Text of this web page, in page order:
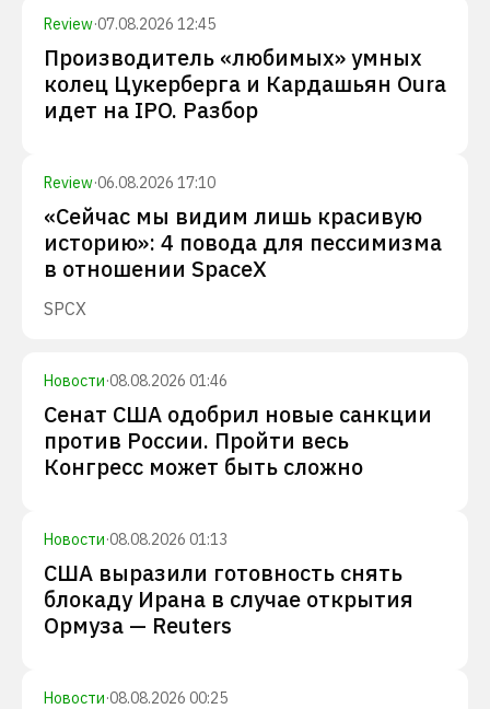
Review·07.08.2026 12:45
Производитель «любимых» умных
колец Цукерберга и Кардашьян Oura
идет на IPO. Разбор
Review·06.08.2026 17:10
«Сейчас мы видим лишь красивую
историю»: 4 повода для пессимизма
в отношении SpaceX
SPCX
Новости·08.08.2026 01:46
Сенат США одобрил новые санкции
против России. Пройти весь
Конгресс может быть сложно
Новости·08.08.2026 01:13
США выразили готовность снять
блокаду Ирана в случае открытия
Ормуза — Reuters
Новости·08.08.2026 00:25